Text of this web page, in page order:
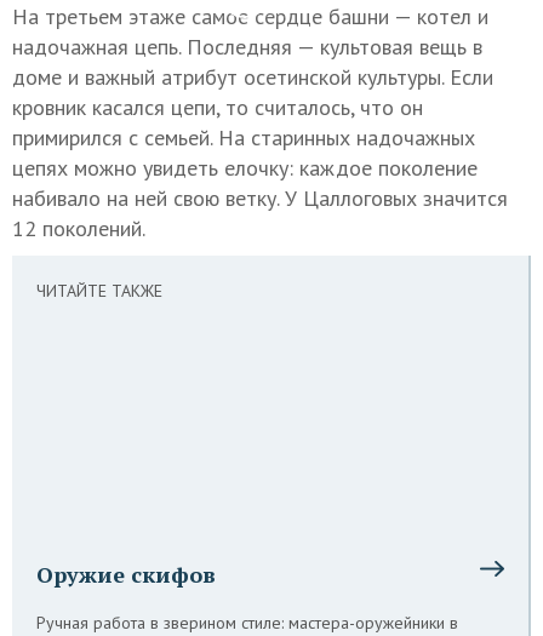
На третьем этаже самое сердце башни — котел и
надочажная цепь. Последняя — культовая вещь в
доме и важный атрибут осетинской культуры. Если
кровник касался цепи, то считалось, что он
примирился с семьей. На старинных надочажных
цепях можно увидеть елочку: каждое поколение
набивало на ней свою ветку. У Цаллоговых значится
12 поколений.
ЧИТАЙТЕ ТАКЖЕ
Оружие скифов
Ручная работа в зверином стиле: мастера-оружейники в